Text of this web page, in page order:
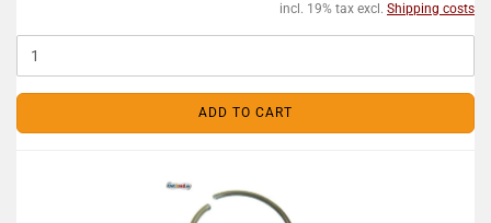
incl. 19% tax excl. Shipping costs
ADD TO CART